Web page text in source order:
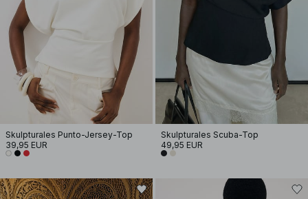
Skulpturales Punto-Jersey-Top
39,95 EUR
Skulpturales Scuba-Top
49,95 EUR